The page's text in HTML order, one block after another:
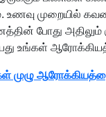
உணவு
போது அதிலும்
உங்கள்
முழு